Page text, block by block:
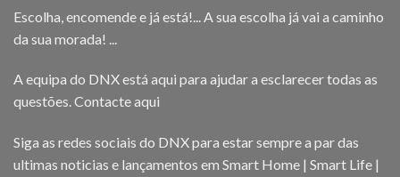
Escolha, encomende e já está!... A sua escolha já vai a caminho
da sua morada! ...
A equipa do DNX está aqui para ajudar a esclarecer todas as
questões.Contacte aqui
Siga as redes sociais do DNX para estar sempre a par das
ultimas noticias e lançamentos em Smart Home | Smart Life |